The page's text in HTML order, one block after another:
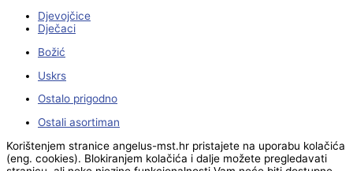
Djevojčice
Dječaci
Božić
Uskrs
Ostalo prigodno
Ostali asortiman
Korištenjem stranice angelus-mst.hr pristajete na uporabu kolačića
(eng. cookies). Blokiranjem kolačića i dalje možete pregledavati